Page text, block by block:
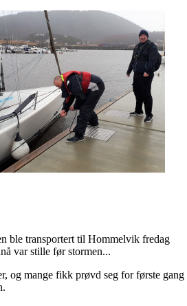
ble transportert til Hommelvik fredag
var stille før stormen...
og mange fikk prøvd seg for første gang